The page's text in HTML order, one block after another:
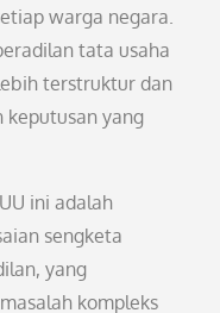
warga negara.
tata usaha
terstruktur dan
keputusan yang
ini adalah
sengketa
yang
kompleks